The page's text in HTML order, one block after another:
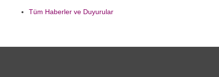
Tüm Haberler ve Duyurular